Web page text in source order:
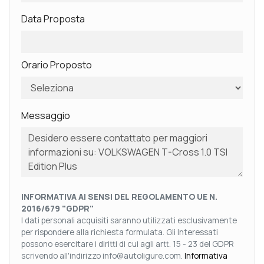
Data Proposta
Orario Proposto
Messaggio
INFORMATIVA AI SENSI DEL REGOLAMENTO UE N.
2016/679 "GDPR"
I dati personali acquisiti saranno utilizzati esclusivamente
per rispondere alla richiesta formulata. Gli Interessati
possono esercitare i diritti di cui agli artt. 15 - 23 del GDPR
scrivendo all'indirizzo info@autoligure.com. Informativa